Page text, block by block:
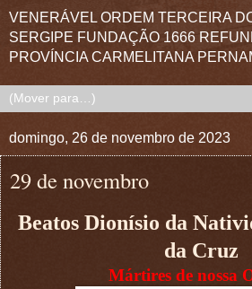
VENERÁVEL ORDEM TERCEIRA
SERGIPE FUNDAÇÃO 1666
PROVÍNCIA CARMELITANA
domingo, 26 de novembro de 2023
29 de novembro
Beatos Dionísio da
da Cruz
Mártires de nossa